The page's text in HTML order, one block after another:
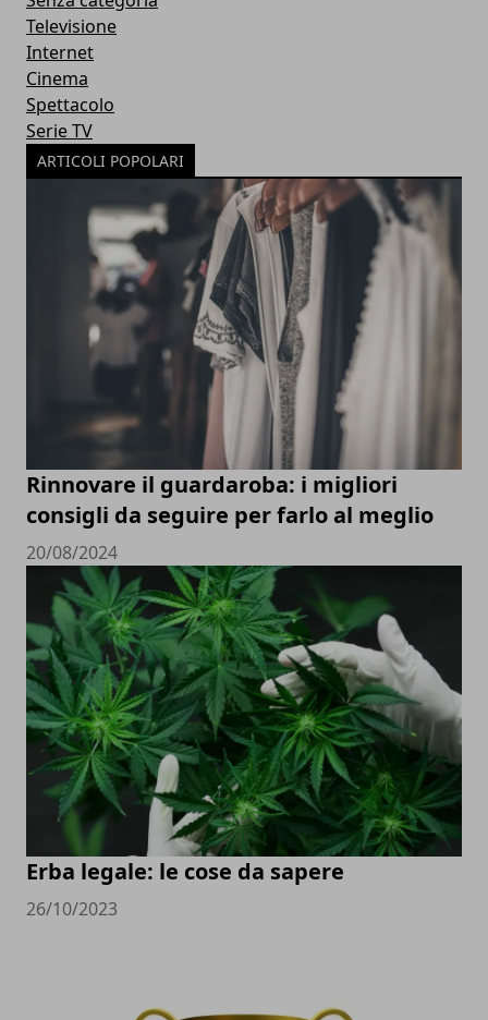
Televisione
Internet
Cinema
Spettacolo
Serie TV
ARTICOLI POPOLARI
Rinnovare il guardaroba: i migliori
consigli da seguire per farlo al meglio
20/08/2024
Erba legale: le cose da sapere
26/10/2023